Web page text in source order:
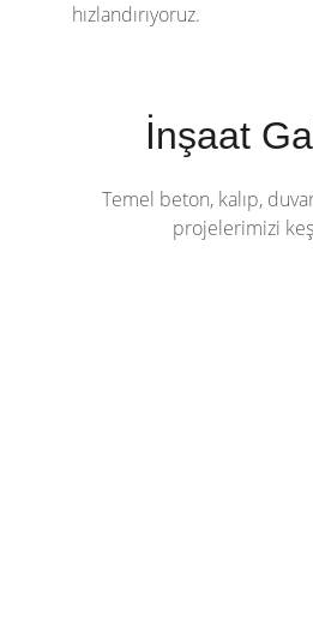
hızlandırıyoruz.
İnşaat
Temel beton, kalıp,
projelerimizi